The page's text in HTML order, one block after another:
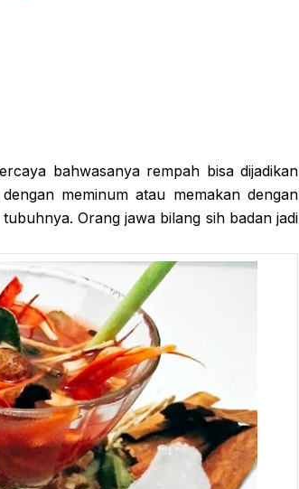
bahwasanya rempah bisa dijadikan
meminum atau memakan dengan
Orang jawa bilang sih badan jadi